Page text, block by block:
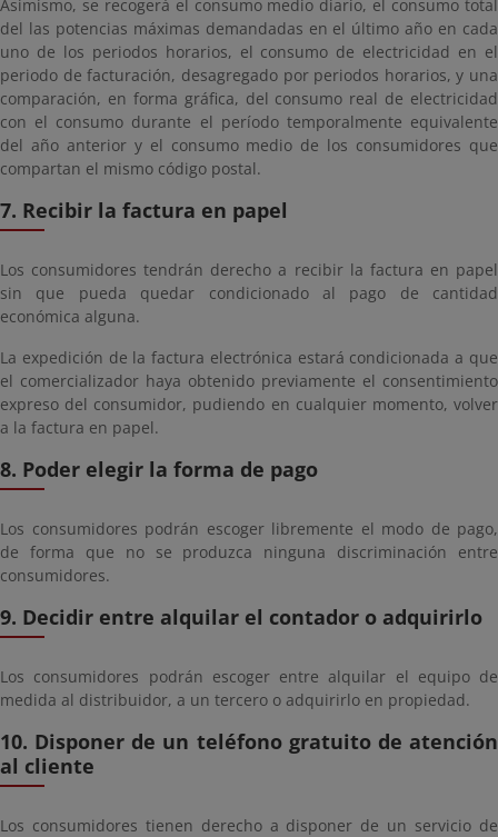
Asimismo, se recogerá el consumo medio diario, el consumo total
del las potencias máximas demandadas en el último año en cada
uno de los periodos horarios, el consumo de electricidad en el
periodo de facturación, desagregado por periodos horarios, y una
comparación, en forma gráfica, del consumo real de electricidad
con el consumo durante el período temporalmente equivalente
del año anterior y el consumo medio de los consumidores que
compartan el mismo código postal.
7. Recibir la factura en papel
Los consumidores tendrán derecho a recibir la factura en papel
sin que pueda quedar condicionado al pago de cantidad
económica alguna.
La expedición de la factura electrónica estará condicionada a que
el comercializador haya obtenido previamente el consentimiento
expreso del consumidor, pudiendo en cualquier momento, volver
a la factura en papel.
8. Poder elegir la forma de pago
Los consumidores podrán escoger libremente el modo de pago,
de forma que no se produzca ninguna discriminación entre
consumidores.
9. Decidir entre alquilar el contador o adquirirlo
Los consumidores podrán escoger entre alquilar el equipo de
medida al distribuidor, a un tercero o adquirirlo en propiedad.
10. Disponer de un teléfono gratuito de atención
al cliente
Los consumidores tienen derecho a disponer de un servicio de